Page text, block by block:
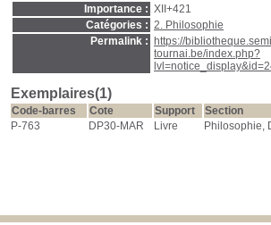
Importance : XII+421
Catégories : 2. Philosophie
Permalink :
https://
tournai.be/index.php?
Exemplaires(1)
Code-barres Cote Support Section
P-763
DP30-MAR Livre Philosophie,